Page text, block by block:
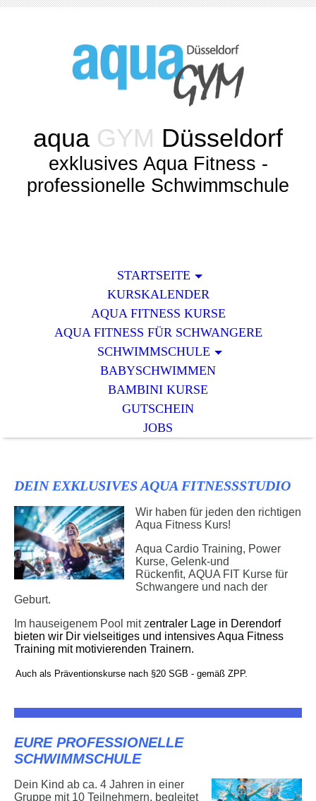
aqua GYM Düsseldorf
exklusives Aqua Fitness -
professionelle Schwimmschule
STARTSEITE
KURSKALENDER
AQUA FITNESS KURSE
AQUA FITNESS FÜR SCHWANGERE
SCHWIMMSCHULE
BABYSCHWIMMEN
BAMBINI KURSE
GUTSCHEIN
JOBS
DEIN EXKLUSIVES AQUA FITNESSSTUDIO
Wir haben für jeden den richtigen
Aqua Fitness Kurs!
Aqua Cardio Training, Power
Kurse, Gelenk-und
Rückenfit, AQUA FIT Kurse für
Schwangere und nach der
Geburt.
Im hauseigenem Pool mit zentraler Lage in Derendorf
bieten wir Dir vielseitiges und intensives Aqua Fitness
Training mit motivierenden Trainern.
Auch als Präventionskurse nach §20 SGB - gemäß ZPP.
EURE PROFESSIONELLE
SCHWIMMSCHULE
Dein Kind ab ca. 4 Jahren in einer
Gruppe mit 10 Teilnehmern, begleitet